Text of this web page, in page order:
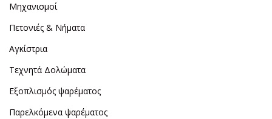
Μηχανισμοί
Πετονιές & Νήματα
Αγκίστρια
Τεχνητά Δολώματα
Εξοπλισμός ψαρέματος
Παρελκόμενα ψαρέματος